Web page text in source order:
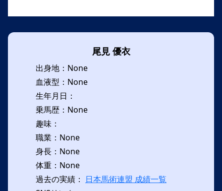
尾見 優衣
出身地：None
血液型：None
生年月日：
乗馬歴：None
趣味：
職業：None
身長：None
体重：None
過去の実績： 日本馬術連盟 成績一覧